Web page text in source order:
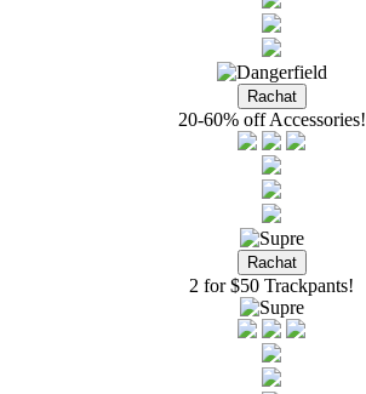
20-60% off Accessories!
2 for $50 Trackpants!